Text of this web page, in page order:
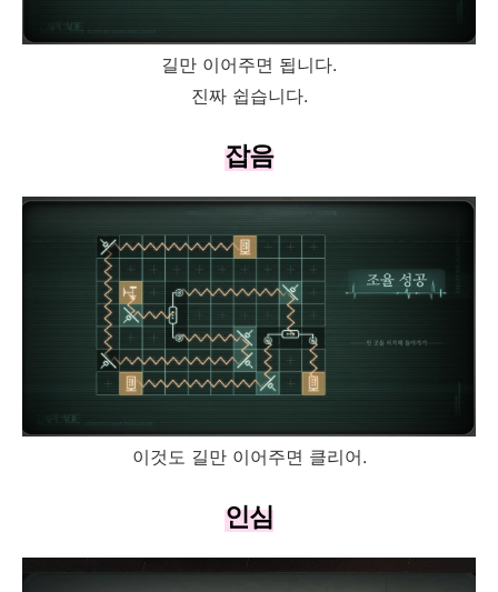
길만 이어주면 됩니다.
진짜 쉽습니다.
잡음
이것도 길만 이어주면 클리어.
인심